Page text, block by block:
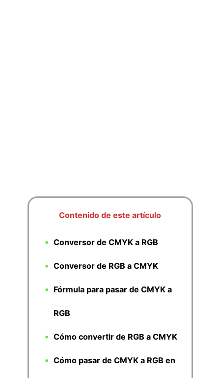
Contenido de este artículo
Conversor de CMYK a RGB
Conversor de RGB a CMYK
Fórmula para pasar de CMYK a
RGB
Cómo convertir de RGB a CMYK
Cómo pasar de CMYK a RGB en